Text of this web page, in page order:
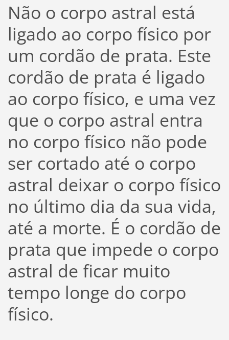
Não o corpo astral está
ligado ao corpo físico por
um cordão de prata. Este
cordão de prata é ligado
ao corpo físico, e uma vez
que o corpo astral entra
no corpo físico não pode
ser cortado até o corpo
astral deixar o corpo físico
no último dia da sua vida,
até a morte. É o cordão de
prata que impede o corpo
astral de ficar muito
tempo longe do corpo
físico.